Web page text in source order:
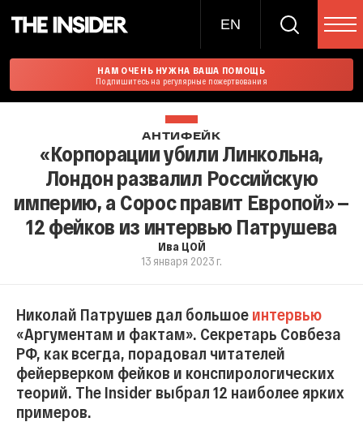
EN
НАМ ОЧЕНЬ НУЖНА ВАША ПОМОЩЬ
Подпишитесь на регулярные пожертвования
АНТИФЕЙК
«Корпорации убили Линкольна,
Лондон развалил Российскую
империю, а Сорос правит Европой» —
12 фейков из интервью Патрушева
Ива ЦОЙ
13 января 2023 г.
Николай Патрушев дал большое интервью
«Аргументам и фактам». Секретарь Совбеза
РФ, как всегда, порадовал читателей
фейерверком фейков и конспирологических
теорий. The Insider выбрал 12 наиболее ярких
примеров.